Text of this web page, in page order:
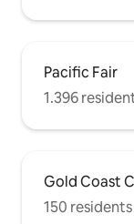
Pacific Fair
1.396
Gold Coast
150